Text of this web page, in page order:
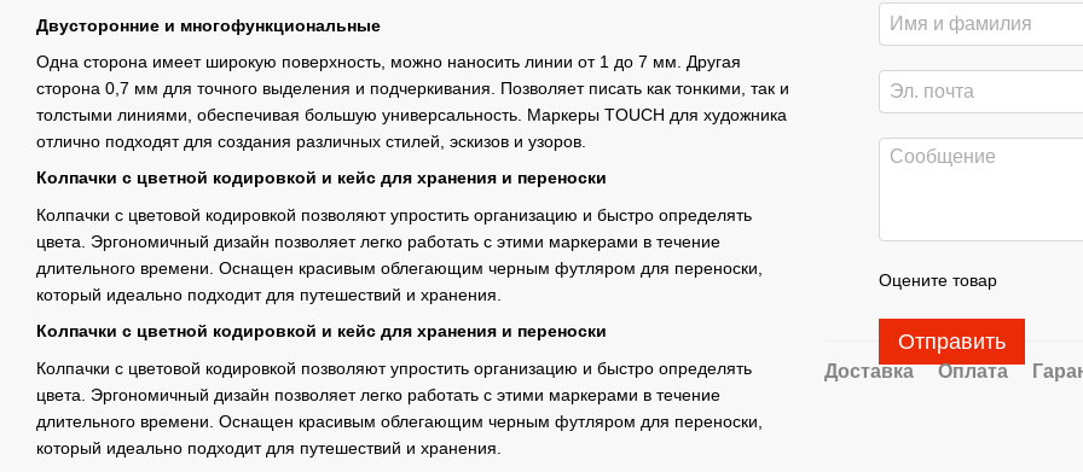
Двусторонние и многофункциональные
Одна сторона имеет широкую поверхность, можно наносить линии от 1 до 7 мм. Другая
сторона 0,7 мм для точного выделения и подчеркивания. Позволяет писать как тонкими, так и
толстыми линиями, обеспечивая большую универсальность. Маркеры TOUCH для художника
отлично подходят для создания различных стилей, эскизов и узоров.
Колпачки с цветной кодировкой и кейс для хранения и переноски
Колпачки с цветовой кодировкой позволяют упростить организацию и быстро определять
цвета. Эргономичный дизайн позволяет легко работать с этими маркерами в течение
длительного времени. Оснащен красивым облегающим черным футляром для переноски,
который идеально подходит для путешествий и хранения.
Колпачки с цветной кодировкой и кейс для хранения и переноски
Колпачки с цветовой кодировкой позволяют упростить организацию и быстро определять
цвета. Эргономичный дизайн позволяет легко работать с этими маркерами в течение
длительного времени. Оснащен красивым облегающим черным футляром для переноски,
который идеально подходит для путешествий и хранения.
Оцените товар
Отправить
Доставка Оплата